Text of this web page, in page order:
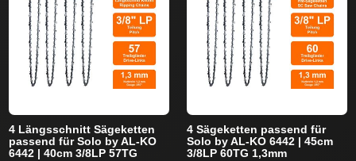
4 Längsschnitt Sägeketten
passend für Solo by AL-KO
6442 | 40cm 3/8LP 57TG
4 Sägeketten passend für
Solo by AL-KO 6442 | 45cm
3/8LP 60TG 1,3mm